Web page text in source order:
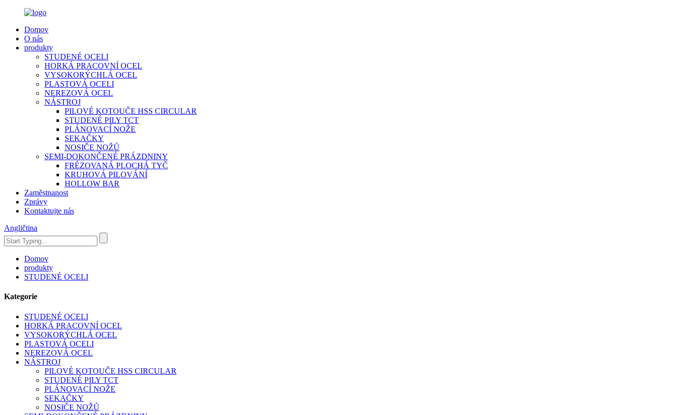
Domov
O nás
produkty
STUDENÉ OCELI
HORKÁ PRACOVNÍ OCEL
VYSOKORÝCHLÁ OCEL
PLASTOVÁ OCELI
NEREZOVÁ OCEL
NÁSTROJ
PILOVÉ KOTOUČE HSS CIRCULAR
STUDENÉ PILY TCT
PLÁNOVACÍ NOŽE
SEKAČKY
NOSIČE NOŽŮ
SEMI-DOKONČENÉ PRÁZDNINY
FRÉZOVANÁ PLOCHÁ TYČ
KRUHOVÁ PILOVÁNÍ
HOLLOW BAR
Zaměstnanost
Zprávy
Kontaktujte nás
Angličtina
Domov
produkty
STUDENÉ OCELI
Kategorie
STUDENÉ OCELI
HORKÁ PRACOVNÍ OCEL
VYSOKORÝCHLÁ OCEL
PLASTOVÁ OCELI
NEREZOVÁ OCEL
NÁSTROJ
PILOVÉ KOTOUČE HSS CIRCULAR
STUDENÉ PILY TCT
PLÁNOVACÍ NOŽE
SEKAČKY
NOSIČE NOŽŮ